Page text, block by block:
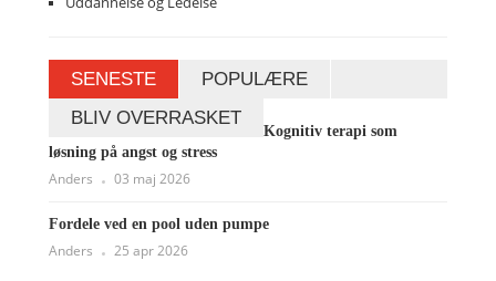
SENESTE
POPULÆRE
BLIV OVERRASKET
Kognitiv terapi som
løsning på angst og stress
Anders 03 maj 2026
Fordele ved en pool uden pumpe
Anders 25 apr 2026